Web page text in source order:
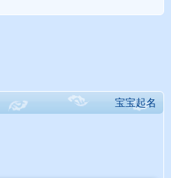
宝宝起名